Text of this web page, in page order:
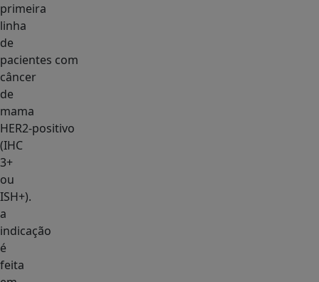
primeira
linha
de
pacientes com
câncer
de
mama
HER2‑positivo
(IHC
3+
ou
ISH+).
a
indicação
é
feita